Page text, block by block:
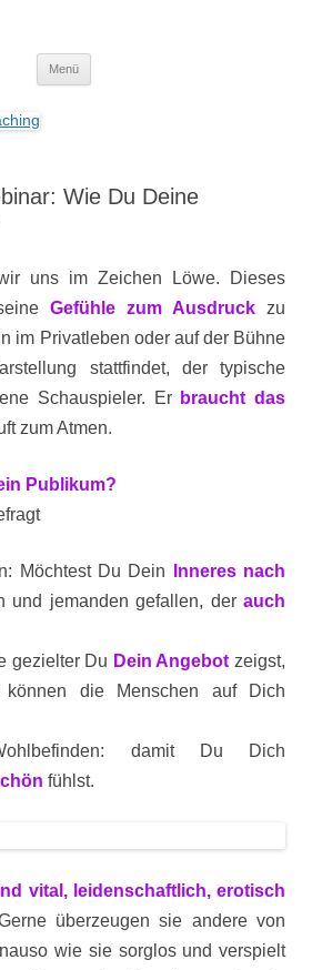
Menü
Wie Du Deine
uns im Zeichen Löwe.
Dieses
Gefühle zum Ausdruck zu
im Privatleben oder auf der Bühne
stattfindet, der typische
Schauspieler. Er braucht das
zum Atmen.
Publikum?
Möchtest Du Dein
Inneres nach
und jemanden gefallen, der auch
gezielter Du Dein Angebot zeigst,
können die Menschen auf Dich
damit Du Dich
fühlst.
vital, leidenschaftlich, erotisch
überzeugen sie andere von
wie sie sorglos und verspielt